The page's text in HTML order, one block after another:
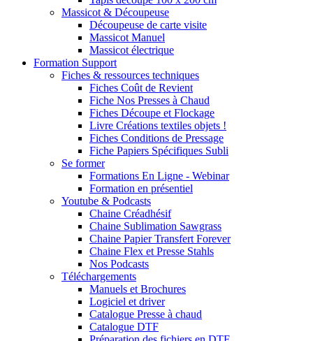
Massicot & Découpeuse
Découpeuse de carte visite
Massicot Manuel
Massicot électrique
Formation Support
Fiches & ressources techniques
Fiches Coût de Revient
Fiche Nos Presses à Chaud
Fiches Découpe et Flockage
Livre Créations textiles objets !
Fiches Conditions de Pressage
Fiche Papiers Spécifiques Subli
Se former
Formations En Ligne - Webinar
Formation en présentiel
Youtube & Podcasts
Chaine Créadhésif
Chaine Sublimation Sawgrass
Chaine Papier Transfert Forever
Chaine Flex et Presse Stahls
Nos Podcasts
Téléchargements
Manuels et Brochures
Logiciel et driver
Catalogue Presse à chaud
Catalogue DTF